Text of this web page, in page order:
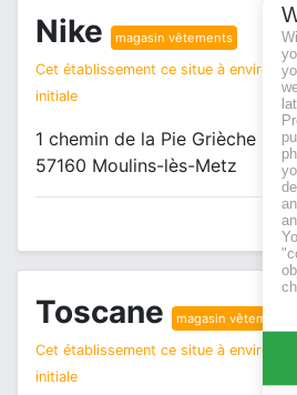
Nike magasin vêtements
Cet établissement ce situe à environ 1
initiale
1 chemin de la Pie Grièche
57160 Moulins-lès-Metz
Toscane magasin vêtements
Cet établissement ce situe à environ 1
initiale